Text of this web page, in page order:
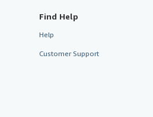
Find Help
Help
Customer Support